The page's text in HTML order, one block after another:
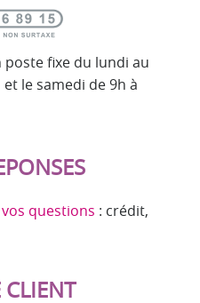
fixe du lundi au
le samedi de 9h à
questions : crédit,
CLIENT